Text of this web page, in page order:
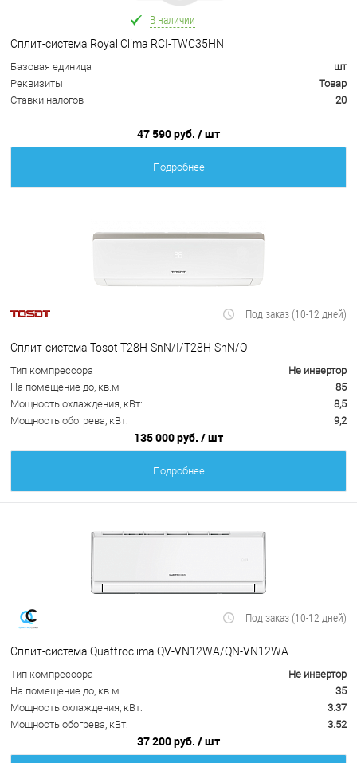
В наличии
Сплит-система Royal Clima RCI-TWC35HN
Базовая единица
шт
Реквизиты
Товар
Ставки налогов
20
47 590 руб. / шт
Подробнее
Под заказ (10-12 дней)
Сплит-система Tosot T28H-SnN/I/T28H-SnN/O
Тип компрессора
Не инвертор
На помещение до, кв.м
85
Мощность охлаждения, кВт:
8,5
Мощность обогрева, кВт:
9,2
135 000 руб. / шт
Подробнее
Под заказ (10-12 дней)
Сплит-система Quattroclima QV-VN12WA/QN-VN12WA
Тип компрессора
Не инвертор
На помещение до, кв.м
35
Мощность охлаждения, кВт:
3.37
Мощность обогрева, кВт:
3.52
37 200 руб. / шт